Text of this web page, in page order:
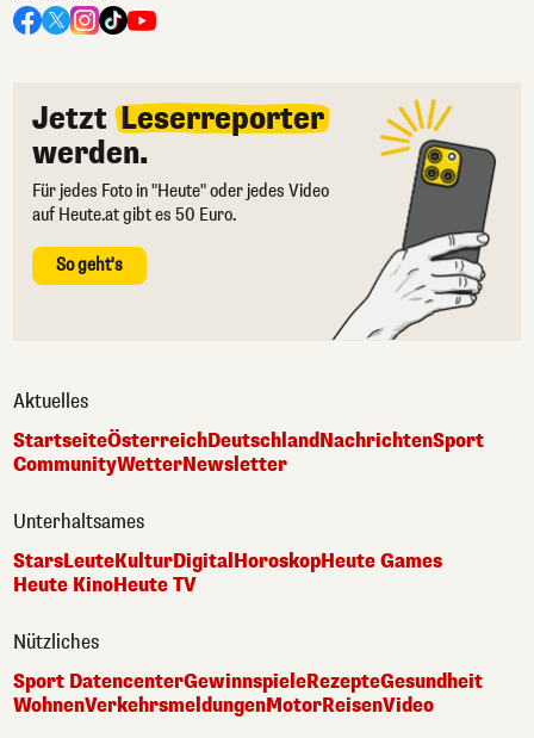
Jetzt Leserreporter
werden.
Für jedes Foto in "Heute" oder jedes Video
auf Heute.at gibt es 50 Euro.
So geht's
Aktuelles
StartseiteÖsterreichDeutschlandNachrichtenSport
CommunityWetterNewsletter
Unterhaltsames
StarsLeuteKulturDigitalHoroskopHeute Games
Heute KinoHeute TV
Nützliches
Sport DatencenterGewinnspieleRezepteGesundheit
WohnenVerkehrsmeldungenMotorReisenVideo